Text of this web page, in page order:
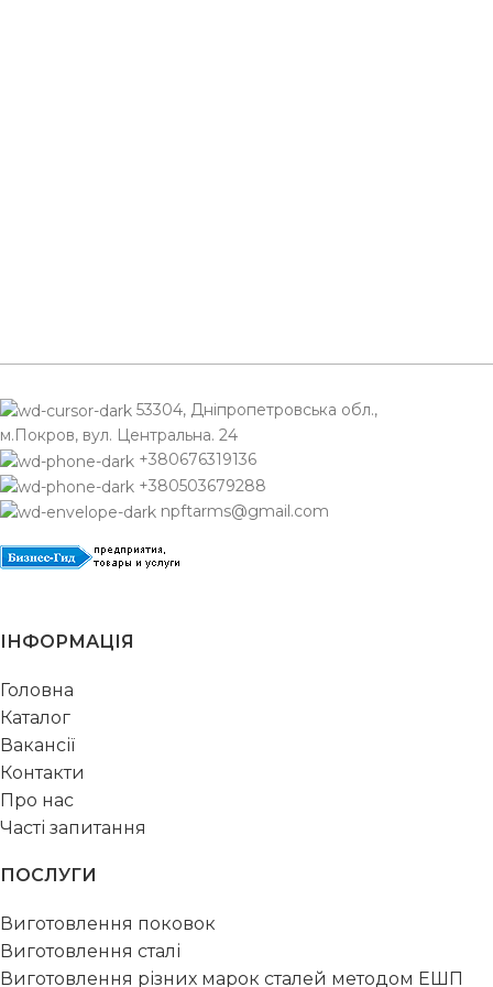
53304, Дніпропетровська обл.,
м.Покров, вул. Центральна. 24
+380676319136
+380503679288
npftarms@gmail.com
ІНФОРМАЦІЯ
Головна
Каталог
Вакансії
Контакти
Про нас
Часті запитання
ПОСЛУГИ
Виготовлення поковок
Виготовлення сталі
Виготовлення різних марок сталей методом ЕШП